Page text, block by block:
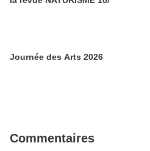
Journée des Arts 2026
Commentaires